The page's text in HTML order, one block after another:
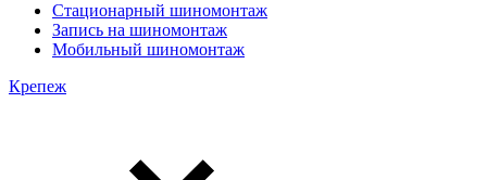
Стационарный шиномонтаж
Запись на шиномонтаж
Мобильный шиномонтаж
Крепеж